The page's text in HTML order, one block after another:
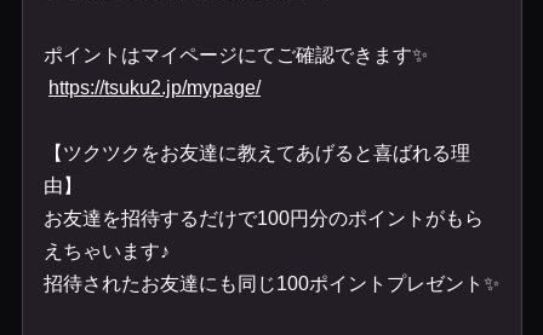
ポイントはマイページにてご確認できます✨
https://tsuku2.jp/mypage/
【ツクツクをお友達に教えてあげると喜ばれる理
由】
お友達を招待するだけで100円分のポイントがもら
えちゃいます♪
招待されたお友達にも同じ100ポイントプレゼント ✨